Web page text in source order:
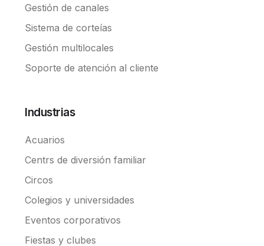
Gestión de canales
Sistema de corteías
Gestión multilocales
Soporte de atención al cliente
Industrias
Acuarios
Centrs de diversión familiar
Circos
Colegios y universidades
Eventos corporativos
Fiestas y clubes